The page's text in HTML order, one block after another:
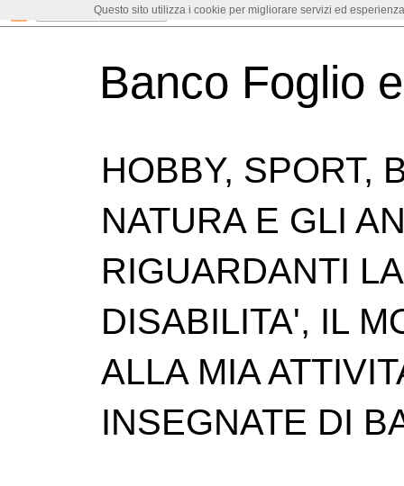
Banco Foglio
HOBBY, SPORT,
NATURA E GLI
RIGUARDANTI
DISABILITA', IL
ALLA MIA
INSEGNATE DI
Questo sito utilizza i cookie per migliorare servizi ed